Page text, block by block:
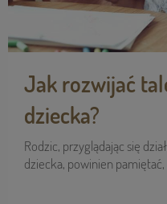
Jak rozwijać
dziecka?
Rodzic, przyglądając się
dziecka, powinien pamiętać,